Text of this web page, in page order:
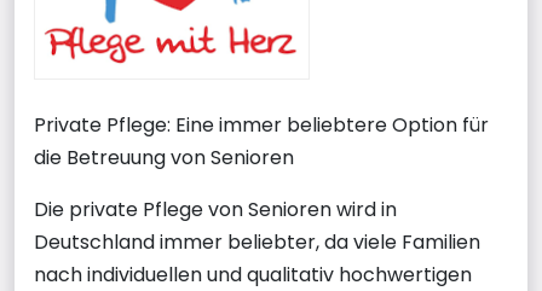
Private Pflege: Eine immer beliebtere Option für
die Betreuung von Senioren
Die private Pflege von Senioren wird in
Deutschland immer beliebter, da viele Familien
nach individuellen und qualitativ hochwertigen